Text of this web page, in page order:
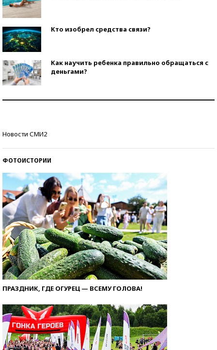
Кто изобрел средства связи?
Как научить ребенка правильно обращаться с
деньгами?
Новости СМИ2
ФОТОИСТОРИИ
ПРАЗДНИК, ГДЕ ОГУРЕЦ — ВСЕМУ ГОЛОВА!